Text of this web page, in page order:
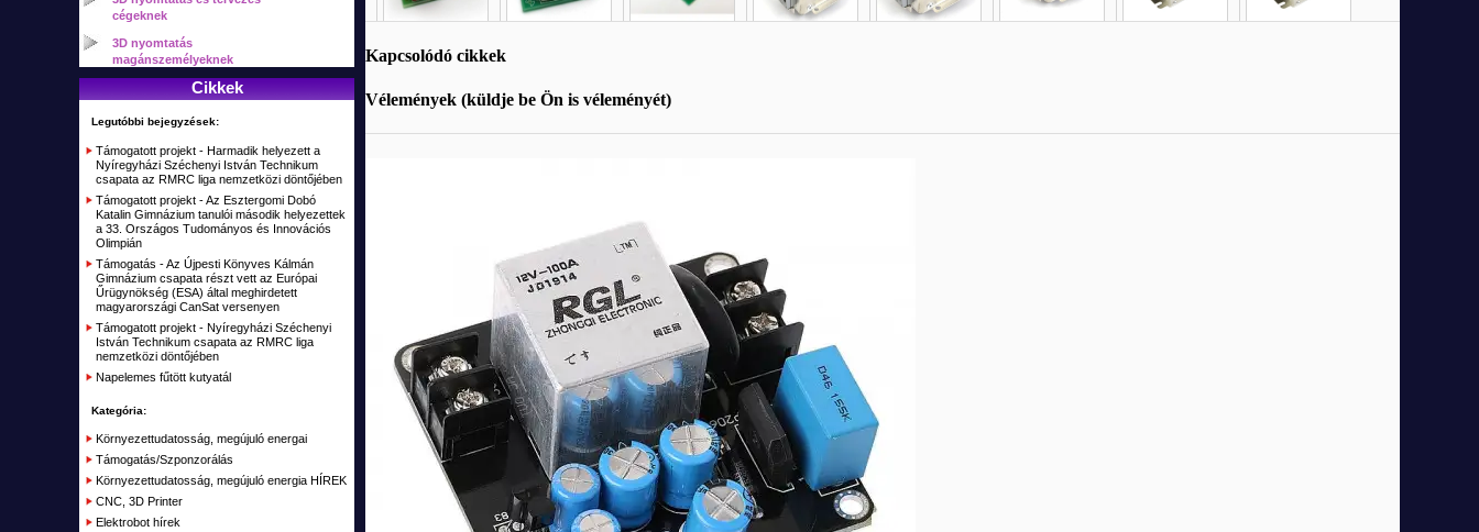
Napelemes MC4 csatlakozók
Nyomókapcsoló - Lábkapcsoló
Kábelek, csatlakozók, szerelékek
Kábel szerelékek
Vegyes csatlakozók
Csatlakozó
Indukciós hevítő, fűtés
Tűzkő, magnézium
Pára, Köd
Fűtőelem, Fűtőpatron
Elektromos bicikli
RC Tankok
RC Drón, Multikopter, Quadcopter, Hexacopter
RC Helikopter
RC Hajók, csónakok, vitorlások
Szimulátorok
Távirányítók, vevők RC
Akku töltők, adapterek
Alkatrészek, Tuning
Kiegészítők, Építőanyag
Elemek, akkumulátorok
Plusz
Kifutott termékek
Garázs
cégeknek
3D nyomtatás
magánszemélyeknek
Cikkek
Legutóbbi bejegyzések:
Támogatott projekt - Harmadik helyezett a
Nyíregyházi Széchenyi István Technikum
csapata az RMRC liga nemzetközi döntőjében
Támogatott projekt - Az Esztergomi Dobó
Katalin Gimnázium tanulói második helyezettek
a 33. Országos Tudományos és Innovációs
Olimpián
Támogatás - Az Újpesti Könyves Kálmán
Gimnázium csapata részt vett az Európai
Űrügynökség (ESA) által meghirdetett
magyarországi CanSat versenyen
Támogatott projekt - Nyíregyházi Széchenyi
István Technikum csapata az RMRC liga
nemzetközi döntőjében
Napelemes fűtött kutyatál
Kategória:
Környezettudatosság, megújuló energai
Támogatás/Szponzorálás
Környezettudatosság, megújuló energia HÍREK
CNC, 3D Printer
Elektrobot hírek
Kapcsolódó cikkek
Vélemények (küldje be Ön is véleményét)